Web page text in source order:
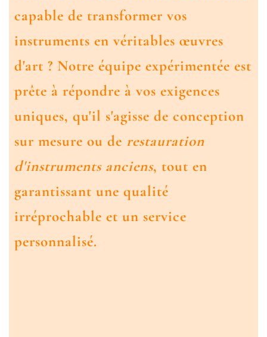
capable de transformer vos
instruments en véritables œuvres
d'art ? Notre équipe expérimentée est
prête à répondre à vos exigences
uniques, qu'il s'agisse de conception
sur mesure ou de restauration
d'instruments anciens, tout en
garantissant une qualité
irréprochable et un service
personnalisé.